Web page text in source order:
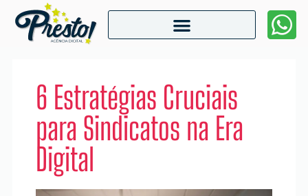
6 Estratégias Cruciais
para Sindicatos na Era
Digital